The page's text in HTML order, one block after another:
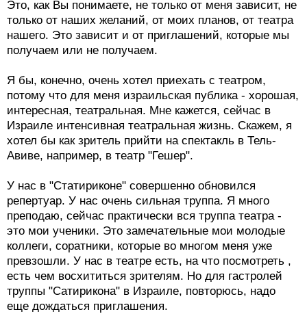
Это, как Вы понимаете, не только от меня зависит, не
только от наших желаний, от моих планов, от театра
нашего. Это зависит и от приглашений, которые мы
получаем или не получаем.
Я бы, конечно, очень хотел приехать с театром,
потому что для меня израильская публика - хорошая,
интересная, театральная. Мне кажется, сейчас в
Израиле интенсивная театральная жизнь. Скажем, я
хотел бы как зритель прийти на спектакль в Тель-
Авиве, например, в театр "Гешер".
У нас в "Статириконе" совершенно обновился
репертуар. У нас очень сильная труппа. Я много
преподаю, сейчас практически вся труппа театра -
это мои ученики. Это замечательные мои молодые
коллеги, соратники, которые во многом меня уже
превзошли. У нас в театре есть, на что посмотреть ,
есть чем восхититься зрителям. Но для гастролей
труппы "Сатирикона" в Израиле, повторюсь, надо
еще дождаться приглашения.